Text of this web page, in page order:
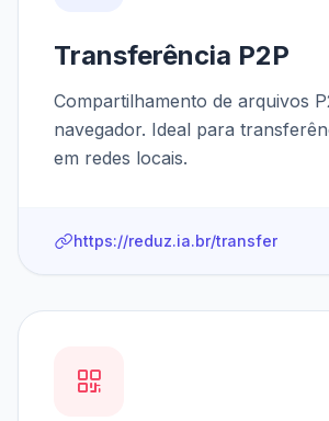
Transferência P2P
Compartilhamento de arquivos
navegador. Ideal para
em redes locais.
https://reduz.ia.br/transfer